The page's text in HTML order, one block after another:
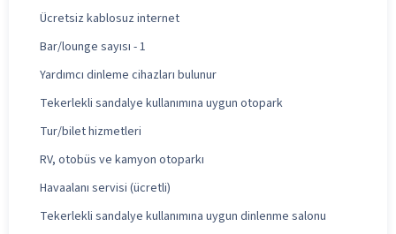
Ücretsiz kablosuz internet
Bar/lounge sayısı - 1
Yardımcı dinleme cihazları bulunur
Tekerlekli sandalye kullanımına uygun otopark
Tur/bilet hizmetleri
RV, otobüs ve kamyon otoparkı
Havaalanı servisi (ücretli)
Tekerlekli sandalye kullanımına uygun dinlenme salonu